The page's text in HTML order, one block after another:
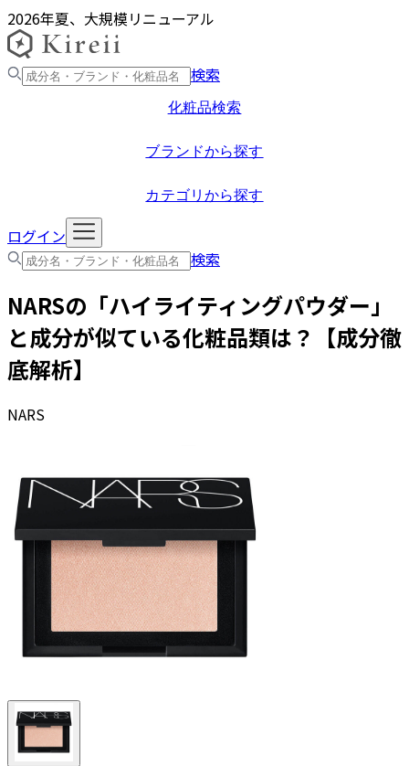
2026年夏、大規模リニューアル
検索
化粧品検索
ブランドから探す
カテゴリから探す
ログイン
検索
NARSの「ハイライティングパウダー 」
と成分が似ている化粧品類は？【成分徹
底解析】
NARS